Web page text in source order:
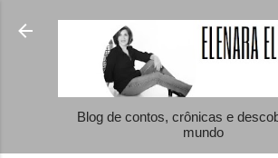
Pular para o conteúdo
Blog de contos, crônicas e
mundo